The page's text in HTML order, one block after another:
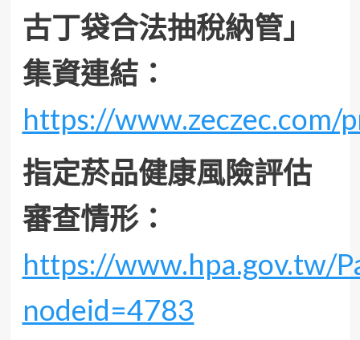
古丁袋合法抽稅納管」
集資連結：
https://www.zeczec.com/
指定菸品健康風險評估
審查情形：
https://www.hpa.gov.tw/
nodeid=4783